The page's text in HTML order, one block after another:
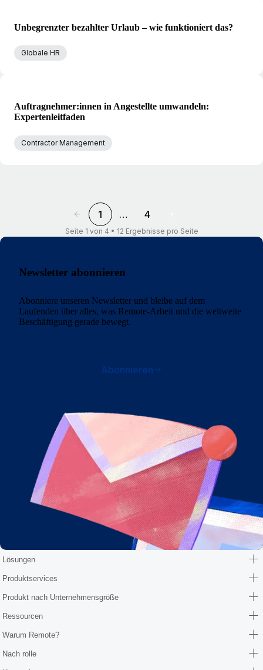
Unbegrenzter bezahlter Urlaub – wie funktioniert das?
Globale HR
Auftragnehmer:innen in Angestellte umwandeln:
Expertenleitfaden
Contractor Management
1 … 4
Seite 1 von 4 • 12 Ergebnisse pro Seite
Newsletter abonnieren
Abonniere unseren Newsletter und bleibe auf dem
Laufenden über alles, was Remote-Arbeit und die weltweite
Beschäftigung gerade bewegt.
Abonnieren
Lösungen
Produktservices
Produkt nach Unternehmensgröße
Ressourcen
Warum Remote?
Nach rolle